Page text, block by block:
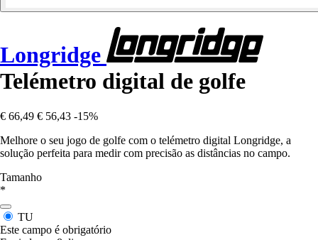
Longridge
Telémetro digital de golfe
€ 66,49 € 56,43 -15%
Melhore o seu jogo de golfe com o telémetro digital Longridge, a
solução perfeita para medir com precisão as distâncias no campo.
Tamanho
*
TU
Este campo é obrigatório